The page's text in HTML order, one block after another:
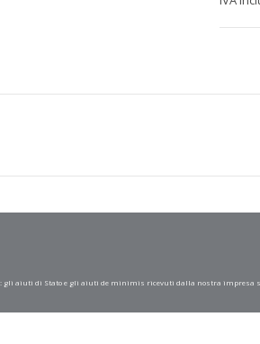
aiuti di Stato e gli aiuti de minimis ricevuti dalla nostra impresa